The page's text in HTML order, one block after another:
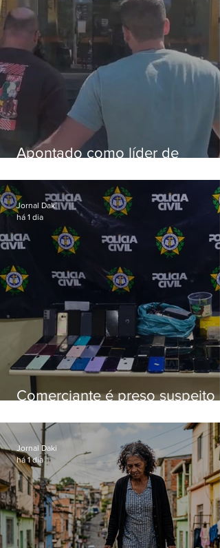
Apontado como líder de
aposentados é preso
Comerciante é preso suspeito
loja
Jornal Daki
há 1 dia
Jornal Daki
há 1 dia